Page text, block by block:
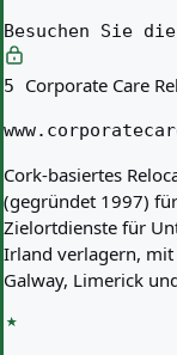
Besuchen Sie
5 Corporate Care
Cork-basiertes
(gegründet 1997)
Zielortdienste für
Irland verlagern, mit
Galway, Limerick